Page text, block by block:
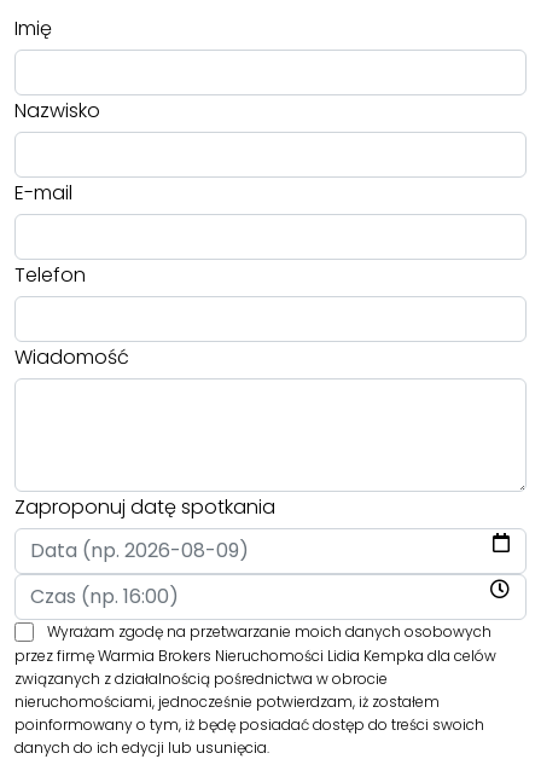
Imię
Nazwisko
E-mail
Telefon
Wiadomość
Zaproponuj datę spotkania
Wyrażam zgodę na przetwarzanie moich danych osobowych
przez firmę Warmia Brokers Nieruchomości Lidia Kempka dla celów
związanych z działalnością pośrednictwa w obrocie
nieruchomościami, jednocześnie potwierdzam, iż zostałem
poinformowany o tym, iż będę posiadać dostęp do treści swoich
danych do ich edycji lub usunięcia.